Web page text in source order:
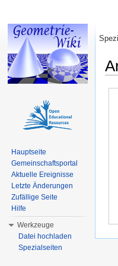
Hauptseite
Gemeinschaftsportal
Aktuelle Ereignisse
Letzte Änderungen
Zufällige Seite
Hilfe
Werkzeuge
Datei hochladen
Spezialseiten